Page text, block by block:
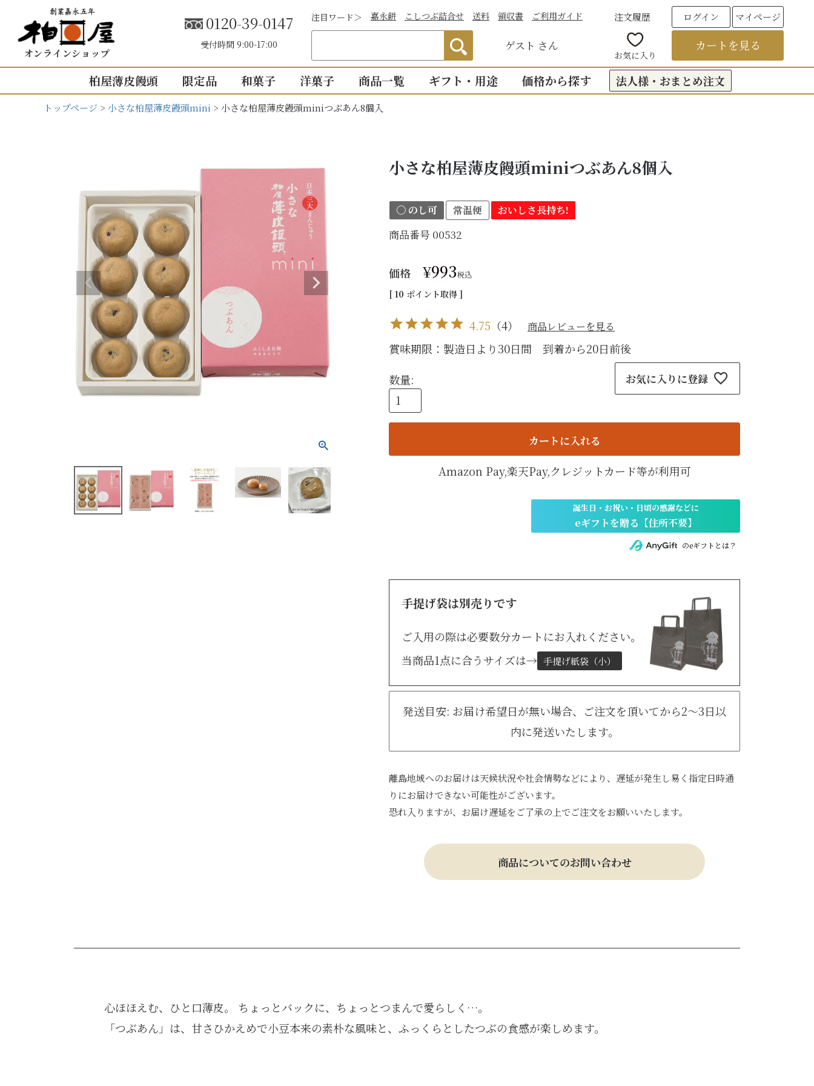
オンラインショップ
0120-39-0147
受付時間 9:00-17:00
注目ワード＞ 嘉永餅 こしつぶ詰合せ 送料 領収書 ご利用ガイド
ゲスト さん
注文履歴 ログイン マイページ
お気に入り
カートを見る
柏屋薄皮饅頭
こしあん
5個入り
8個入り
10個入り
16個入り
mini せいろ薄皮
つぶあん
5個入り
10個入り
mini せいろ薄皮
こし・つぶ1個ずつ
詰合せ16個入
こし・つぶ各8個
【かす紙包み】贈答・薄皮饅頭
限定品 和菓子 洋菓子 商品一覧
わかりやすい説
全商品一覧
ギフト・用途
内祝い（お返し）
結婚式引き出物
出産内祝い
快気祝い
入園・入学のお祝返し
その他の内祝い・お返し
お祝い
出産祝い
その他のお祝い
法事・法要のお返し（引き出物）
価格から探す
3,000円台の贈りもの
5,000円台の贈りもの
検索
法人様・おまとめ注文
トップページ 小さな柏屋薄皮饅頭mini 小さな柏屋薄皮饅頭miniつぶあん8個入
小さな柏屋薄皮饅頭miniつぶあん8個入
〇 のし可 常温便 おいしさ長持ち!
商品番号 00532
価格 ¥993税込
[ 10 ポイント取得 ]
4.75 （4） 商品レビューを見る
賞味期限：製造日より30日間 到着から20日前後
お気に入りに登録
カートに入れる
Amazon Pay,楽天Pay,クレジットカード等が利用可
のeギフトとは？
手提げ袋は別売りです
ご入用の際は必要数分カートにお入れください。
当商品1点に合うサイズは→ 手提げ紙袋（小）
発送目安: お届け希望日が無い場合、ご注文を頂いてから2～3日以
内に発送いたします。
離島地域へのお届けは天候状況や社会情勢などにより、遅延が発生し易く指定日時通
りにお届けできない可能性がございます。
恐れ入りますが、お届け遅延をご了承の上でご注文をお願いいたします。
商品についてのお問い合わせ
心ほほえむ、ひと口薄皮。 ちょっとバックに、ちょっとつまんで愛らしく…。
「つぶあん」は、甘さひかえめで小豆本来の素朴な風味と、ふっくらとしたつぶの食感が楽しめます。